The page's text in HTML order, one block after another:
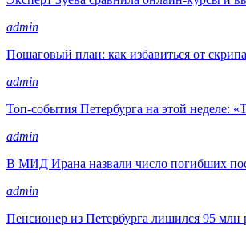
admin
Пошаговый план: как избавиться от
admin
Топ-события Петербурга на этой неделе:
admin
В МИД Ирана назвали число погибших
admin
Пенсионер из Петербурга лишился 95